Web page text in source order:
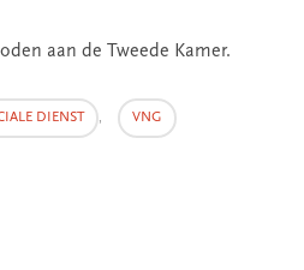
aan de Tweede Kamer.
DIENST , VNG